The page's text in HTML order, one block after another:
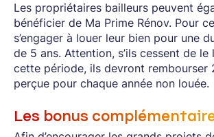
Les propriétaires bailleurs peuvent
bénéficier de Ma Prime Rénov. Pour
s’engager à louer leur bien pour une
de 5 ans. Attention, s’ils cessent de le
cette période, ils devront rembourser
perçue pour chaque année non louée.
Les bonus